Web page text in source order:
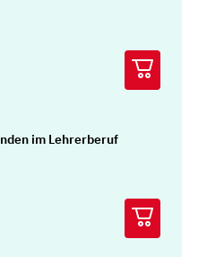
im Lehrerberuf